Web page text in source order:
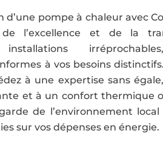
d’une pompe à chaleur avec
l’excellence et de la
à vos besoins
à une expertise sans
et à un confort thermique
de l’environnement
sur vos dépenses en énergie.